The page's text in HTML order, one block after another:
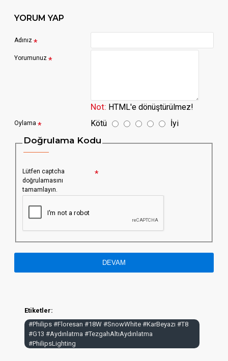
YORUM YAP
Adınız
Yorumunuz
Not: HTML'e dönüştürülmez!
Oylama Kötü İyi
Doğrulama Kodu
Lütfen captcha
doğrulamasını
tamamlayın.
DEVAM
Etiketler:
#Philips #Floresan #18W #SnowWhite #KarBeyazı #T8
#G13 #Aydınlatma #TezgahAltıAydınlatma
#PhilipsLighting